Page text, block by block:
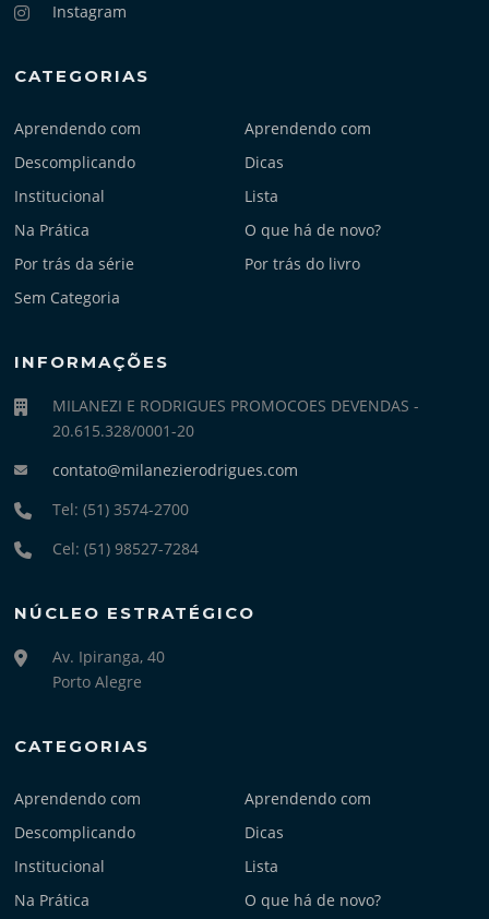
Instagram
CATEGORIAS
Aprendendo com
Aprendendo com
Descomplicando
Dicas
Institucional
Lista
Na Prática
O que há de novo?
Por trás da série
Por trás do livro
Sem Categoria
INFORMAÇÕES
MILANEZI E RODRIGUES PROMOCOES DEVENDAS -
20.615.328/0001-20
contato@milanezierodrigues.com
Tel: (51) 3574-2700
Cel: (51) 98527-7284
NÚCLEO ESTRATÉGICO
Av. Ipiranga, 40
Porto Alegre
CATEGORIAS
Aprendendo com
Aprendendo com
Descomplicando
Dicas
Institucional
Lista
Na Prática
O que há de novo?